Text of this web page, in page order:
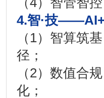
4.智·技——AI+
（1）智算筑
径；
（2）数值合
化；